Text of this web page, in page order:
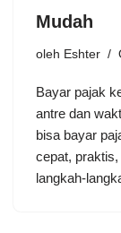
Mudah
oleh Eshter
Bayar pajak
antre dan
bisa bayar
cepat,
langkah-